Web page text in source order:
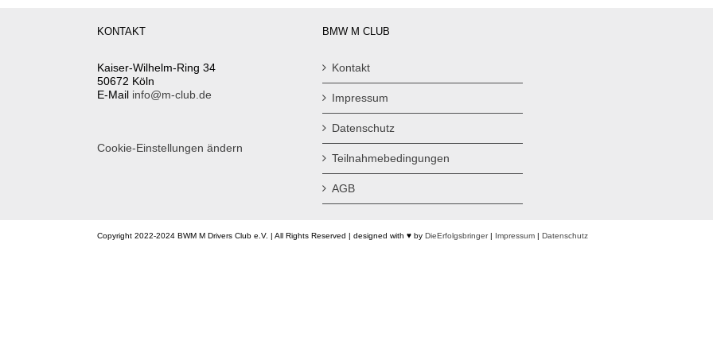
KONTAKT
Kaiser-Wilhelm-Ring 34
50672 Köln
E-Mail info@m-club.de
Cookie-Einstellungen ändern
BMW M CLUB
Kontakt
Impressum
Datenschutz
Teilnahmebedingungen
AGB
Copyright 2022-2024 BWM M Drivers Club e.V. | All Rights Reserved | designed with ♥ by DieErfolgsbringer| Impressum | Datenschutz